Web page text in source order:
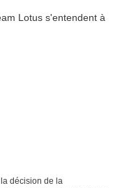
décision de la